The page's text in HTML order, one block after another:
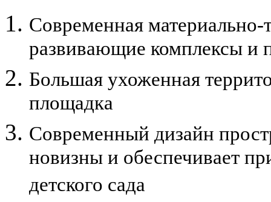
Современная материально-
развивающие комплексы и
Большая ухоженная
площадка
Современный дизайн
новизны и обеспечивает
детского сада